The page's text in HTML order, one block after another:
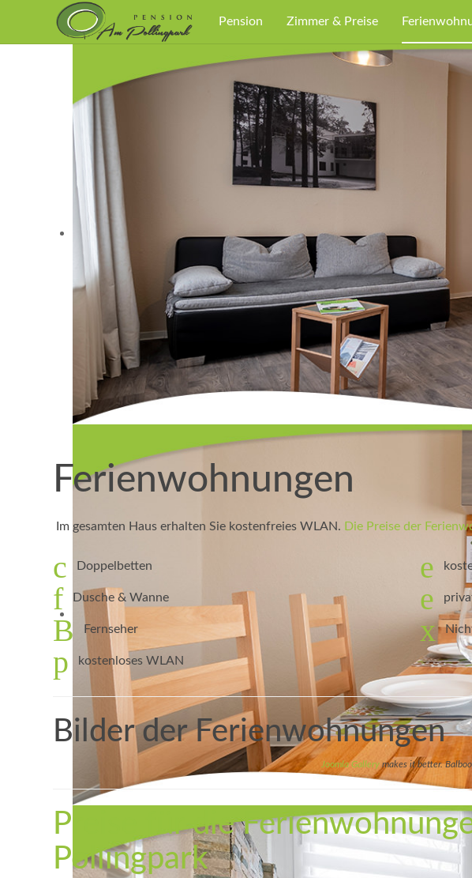
Pension Zimmer & Preise
Ferienwohnungen
Im gesamten Haus erhalten Sie kostenfreies WLAN. Die Preise der
Doppelbetten
Dusche & Wanne
Fernseher
kostenloses WLAN
Bilder der Ferienwohnungen
Joomla Gallery makes it better.
Preise für die
Pollingpark